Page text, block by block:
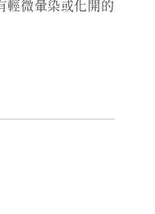
微暈染或化開的